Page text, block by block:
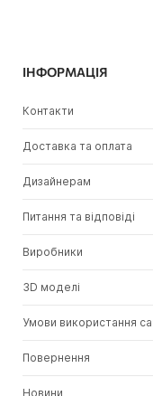
ІНФОРМАЦІЯ
Контакти
Доставка та оплата
Дизайнерам
Питання та відповіді
Виробники
3D моделі
Умови використання
Повернення
Новини